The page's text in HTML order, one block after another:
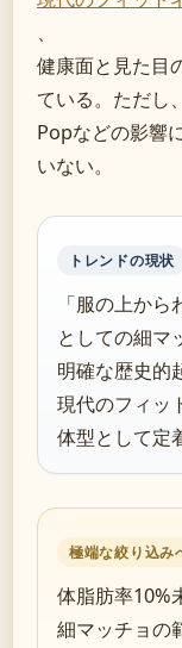
、
健康面と見た目
ている。ただし
Popなどの影響
いない。
トレンドの現状
「服の上から
としての細マ
明確な歴史的
現代のフィッ
体型として定
極端な絞り込み
体脂肪率10%
細マッチョの